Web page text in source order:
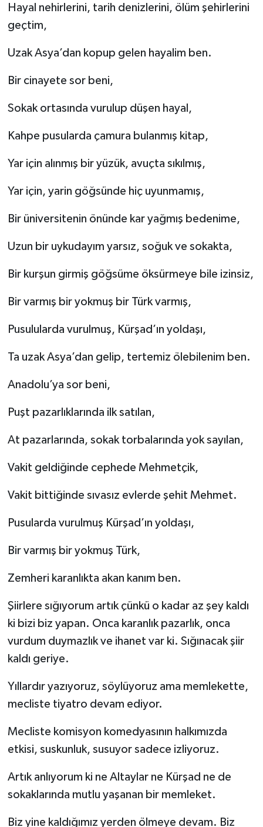
Hayal nehirlerini, tarih denizlerini, ölüm şehirlerini
geçtim,
Uzak Asya’dan kopup gelen hayalim ben.
Bir cinayete sor beni,
Sokak ortasında vurulup düşen hayal,
Kahpe pusularda çamura bulanmış kitap,
Yar için alınmış bir yüzük, avuçta sıkılmış,
Yar için, yarin göğsünde hiç uyunmamış,
Bir üniversitenin önünde kar yağmış bedenime,
Uzun bir uykudayım yarsız, soğuk ve sokakta,
Bir kurşun girmiş göğsüme öksürmeye bile izinsiz,
Bir varmış bir yokmuş bir Türk varmış,
Pusulularda vurulmuş, Kürşad’ın yoldaşı,
Ta uzak Asya’dan gelip, tertemiz ölebilenim ben.
Anadolu’ya sor beni,
Puşt pazarlıklarında ilk satılan,
At pazarlarında, sokak torbalarında yok sayılan,
Vakit geldiğinde cephede Mehmetçik,
Vakit bittiğinde sıvasız evlerde şehit Mehmet.
Pusularda vurulmuş Kürşad’ın yoldaşı,
Bir varmış bir yokmuş Türk,
Zemheri karanlıkta akan kanım ben.
​Şiirlere sığıyorum artık çünkü o kadar az şey kaldı
ki bizi biz yapan. Onca karanlık pazarlık, onca
vurdum duymazlık ve ihanet var ki. Sığınacak şiir
kaldı geriye.
Yıllardır yazıyoruz, söylüyoruz ama memlekette,
mecliste tiyatro devam ediyor.
Mecliste komisyon komedyasının halkımızda
etkisi, suskunluk, susuyor sadece izliyoruz.
Artık anlıyorum ki ne Altaylar ne Kürşad ne de
sokaklarında mutlu yaşanan bir memleket.
Biz yine kaldığımız yerden ölmeye devam. Biz